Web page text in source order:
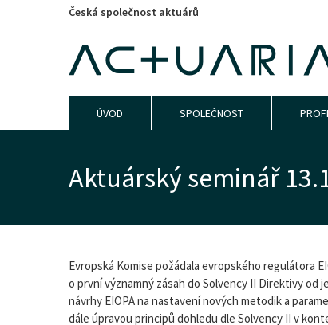
Česká společnost aktuárů
ÚVOD SPOLEČNOST
Aktuárský seminář
Evropská Komise požádala evropského regulátora
o první významný zásah do Solvency II Direktivy od
návrhy EIOPA na nastavení nových metodik a
dále úpravou principů dohledu dle Solvency II v